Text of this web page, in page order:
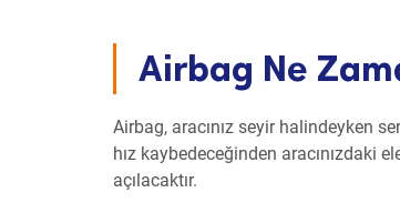
Airbag Ne
Airbag, aracınız seyir halindeyken
hız kaybedeceğinden aracınızdaki
açılacaktır.